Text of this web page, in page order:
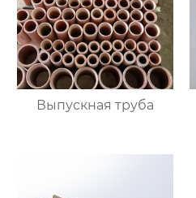
Выпускная труба